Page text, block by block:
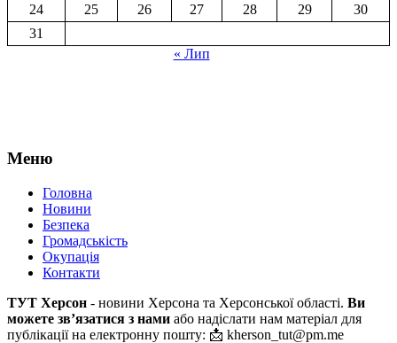
24
25 26 27 28 29
30
31
« Лип
Меню
Головна
Новини
Безпека
Громадськість
Окупація
Контакти
ТУТ Херсон - новини Херсона та Херсонської області. Ви
можете зв’язатися з нами або надіслати нам матеріал для
публікації на електронну пошту: 📩 kherson_tut@pm.me